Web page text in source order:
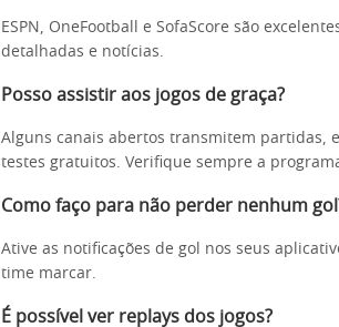
ESPN, OneFootball e SofaScore são
detalhadas e notícias.
Posso assistir aos jogos de graça?
Alguns canais abertos transmitem partidas,
testes gratuitos. Verifique sempre a
Como faço para não perder nenhum
Ative as notificações de gol nos seus
time marcar.
É possível ver replays dos jogos?